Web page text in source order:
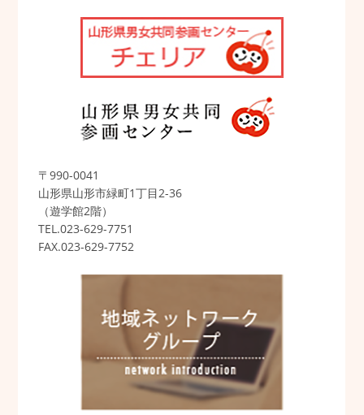
〒990-0041
山形県山形市緑町1丁目2-36
（遊学館2階）
TEL.023-629-7751
FAX.023-629-7752